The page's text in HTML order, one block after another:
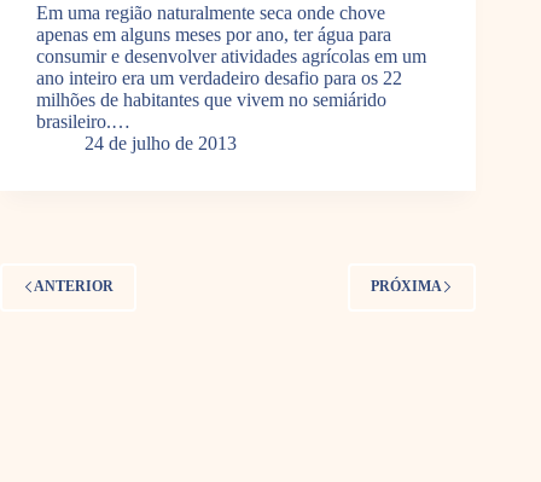
Em uma região naturalmente seca onde chove
apenas em alguns meses por ano, ter água para
consumir e desenvolver atividades agrícolas em um
ano inteiro era um verdadeiro desafio para os 22
milhões de habitantes que vivem no semiárido
brasileiro.…
24 de julho de 2013
ANTERIOR PRÓXIMA